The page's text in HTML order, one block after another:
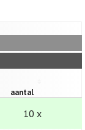
aantal
10 x